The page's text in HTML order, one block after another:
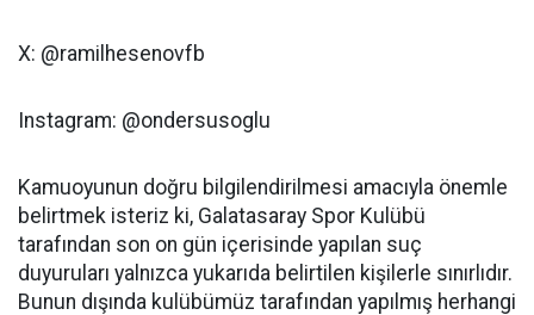
X: @ramilhesenovfb
Instagram: @ondersusoglu
Kamuoyunun doğru bilgilendirilmesi amacıyla önemle
belirtmek isteriz ki, Galatasaray Spor Kulübü
tarafından son on gün içerisinde yapılan suç
duyuruları yalnızca yukarıda belirtilen kişilerle sınırlıdır.
Bunun dışında kulübümüz tarafından yapılmış herhangi